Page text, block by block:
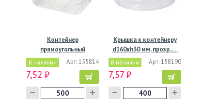
Контейнер
прямоугольный
179х132х46мм, 750…
В наличии Арт: 155814
7,52 ₽
Крышка к контейнеру
d160хh30 мм, прозр.,…
В наличии Арт: 158190
7,57 ₽